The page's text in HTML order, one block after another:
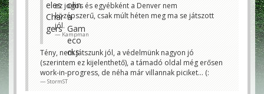
volt.
Kampman
Lehet, hogy középszerűek vagyunk, de inkább
legyünk így 2-0-val, mint egy villogó csapattal
rosszabb mérleggel...
StormST
ez jogos és egyébként a Denver nem
középszerű, csak múlt héten meg ma se játszott
jól.
Kampman
Tény, nem játszunk jól, a védelmünk nagyon jó
(szerintem ez kijelenthető), a támadó oldal még erősen
work-in-progress, de néha már villannak piciket... (:
StormST